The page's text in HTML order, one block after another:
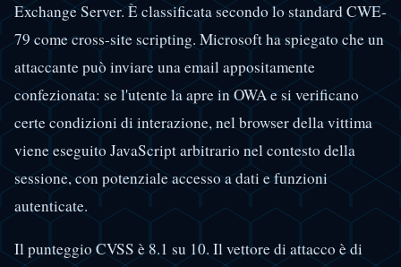
Exchange Server. È classificata secondo lo standard CWE-
79 come cross-site scripting. Microsoft ha spiegato che un
attaccante può inviare una email appositamente
confezionata: se l'utente la apre in OWA e si verificano
certe condizioni di interazione, nel browser della vittima
viene eseguito JavaScript arbitrario nel contesto della
sessione, con potenziale accesso a dati e funzioni
autenticate.
Il punteggio CVSS è 8.1 su 10. Il vettore di attacco è di